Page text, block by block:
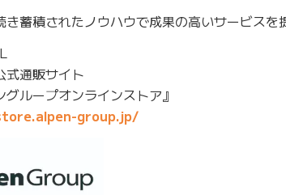
き蓄積されたノウハウで成果の高いサービスを
式通販サイト
グループオンラインストア』
group.jp/